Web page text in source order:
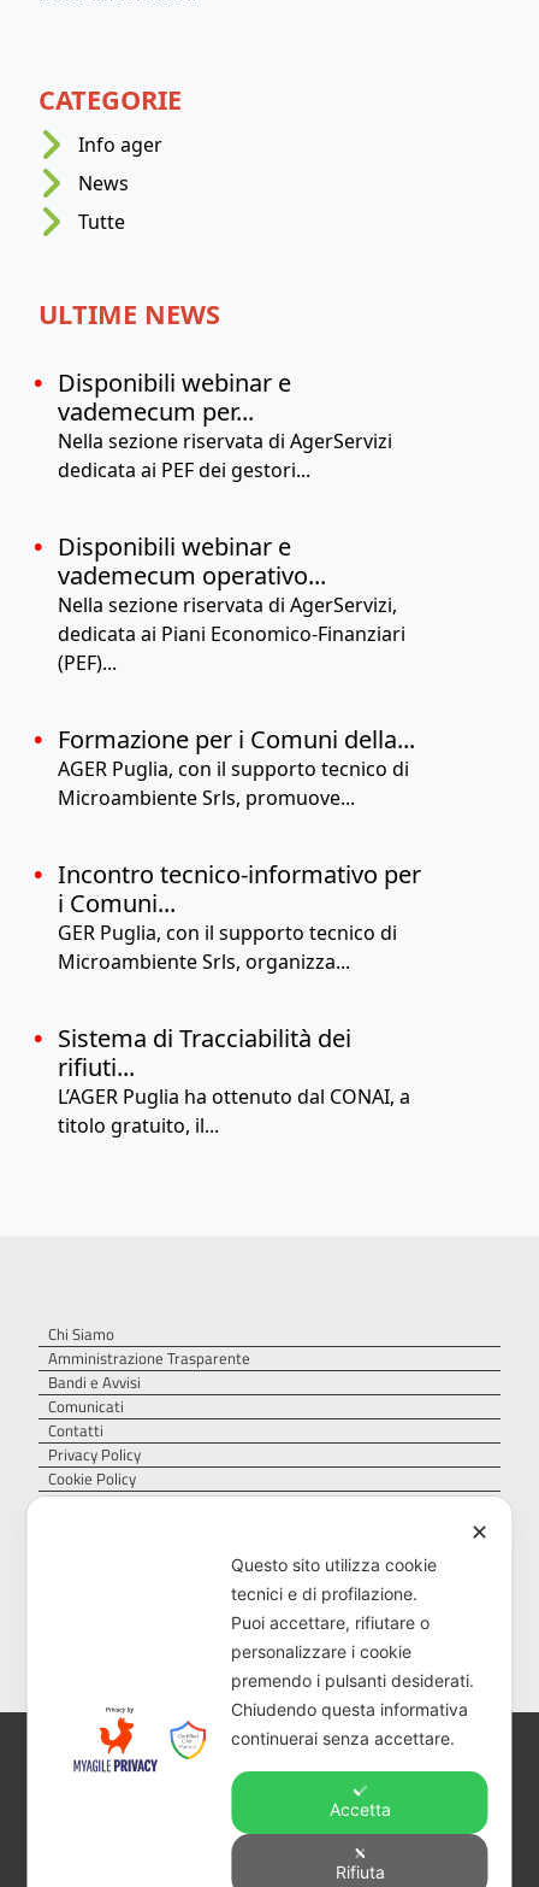
CATEGORIE
Info ager
News
Tutte
ULTIME NEWS
Disponibili webinar e
vademecum per...
Nella sezione riservata di AgerServizi
dedicata ai PEF dei gestori...
Disponibili webinar e
vademecum operativo...
Nella sezione riservata di AgerServizi,
dedicata ai Piani Economico-Finanziari
(PEF)...
Formazione per i Comuni della...
AGER Puglia, con il supporto tecnico di
Microambiente Srls, promuove...
Incontro tecnico-informativo per
i Comuni...
GER Puglia, con il supporto tecnico di
Microambiente Srls, organizza...
Sistema di Tracciabilità dei
rifiuti...
L’AGER Puglia ha ottenuto dal CONAI, a
titolo gratuito, il...
Chi Siamo
Amministrazione Trasparente
Bandi e Avvisi
Comunicati
Contatti
Privacy Policy
Cookie Policy
AGER – Agenzia Territoriale della Regione Puglia
per il servizio di gestione dei rifiuti – Via Delle
Magnolie 6/8, 70026 Z.I. Modugno (BA)
CF 93473040728 – PEC:
protocollo@pec.ager.puglia.it – TEL: 0805407750
✕
Questo sito utilizza cookie
tecnici e di profilazione.
Puoi accettare, rifiutare o
personalizzare i cookie
premendo i pulsanti desiderati.
Chiudendo questa informativa
continuerai senza accettare.
Accetta
Rifiuta